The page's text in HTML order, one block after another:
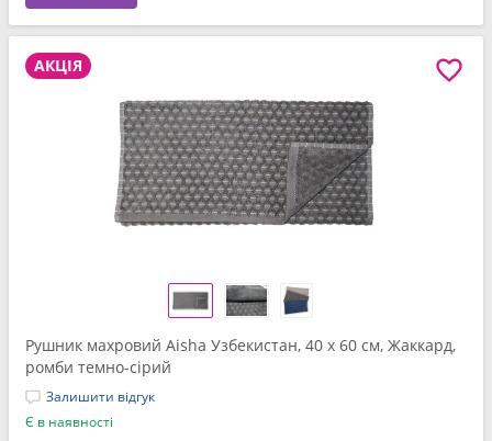
АКЦІЯ
Рушник махровий Aisha Узбекистан, 40 x 60 см, Жаккард,
ромби темно-сірий
Залишити відгук
Є в наявності